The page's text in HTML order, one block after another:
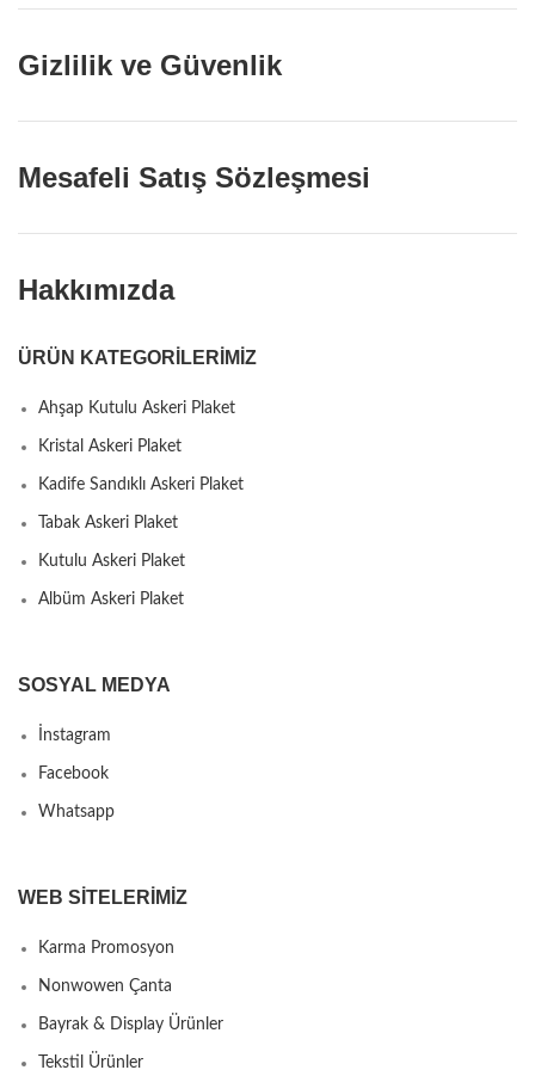
Gizlilik ve Güvenlik
Mesafeli Satış Sözleşmesi
Hakkımızda
ÜRÜN KATEGORILERIMIZ
Ahşap Kutulu Askeri Plaket
Kristal Askeri Plaket
Kadife Sandıklı Askeri Plaket
Tabak Askeri Plaket
Kutulu Askeri Plaket
Albüm Askeri Plaket
SOSYAL MEDYA
İnstagram
Facebook
Whatsapp
WEB SITELERIMIZ
Karma Promosyon
Nonwowen Çanta
Bayrak & Display Ürünler
Tekstil Ürünler